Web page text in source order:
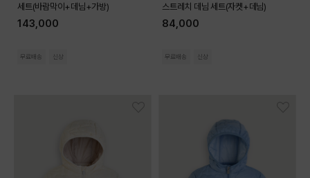
세트(바람막이+데님+가방)
143,000
무료배송 신상
스트레치 데님 세트(자켓+데님)
84,000
무료배송 신상